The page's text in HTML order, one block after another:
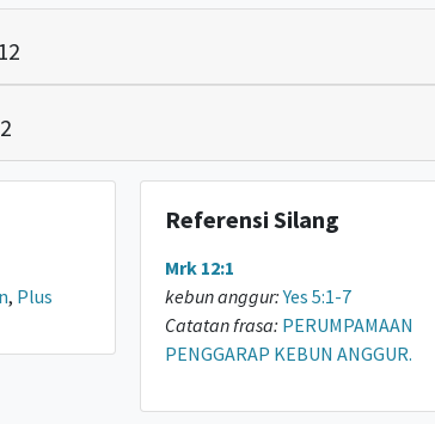
, Plus
Referensi Silang
Mrk 12:1
kebun anggur:Yes 5:1-7
Catatan frasa: PERUMPAMAAN
PENGGARAP KEBUN ANGGUR.